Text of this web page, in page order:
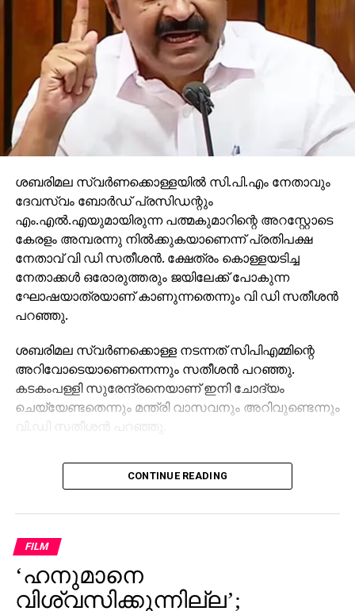
ശബരിമല സ്വര്‍ണക്കൊള്ളയില്‍ സി.പി.എം നേതാവും
ദേവസ്വം ബോര്‍ഡ് പ്രസിഡന്റും
എം.എല്‍.എയുമായിരുന്ന പത്മകുമാറിന്റെ അറസ്റ്റോടെ
കേരളം അമ്പരന്നു നില്‍ക്കുകയാണെന്ന് പ്രതിപക്ഷ
നേതാവ് വി ഡി സതീശന്‍. ക്ഷേത്രം കൊള്ളയടിച്ച
നേതാക്കള്‍ ഒരോരുത്തരും ജയിലേക്ക് പോകുന്ന
ഘോഷയാത്രയാണ് കാണുന്നതെന്നും വി ഡി സതീശന്‍
പറഞ്ഞു.
ശബരിമല സ്വര്‍ണക്കൊള്ള നടന്നത് സിപിഎമ്മിന്റെ
അറിവോടെയാണെന്നെന്നും സതീശന്‍ പറഞ്ഞു.
കടകംപള്ളി സുരേന്ദ്രനെയാണ് ഇനി ചോദ്യം
ചെയ്യേണ്ടതെന്നും മന്ത്രി വാസവനും അറിവുണ്ടെന്നും
വി.ഡി സതീശന്‍ പറഞ്ഞു.
ശബരിമല സ്വര്‍ണക്കൊള്ളയില്‍ മുഖ്യമന്ത്രി
പിണറായി വിജയന്‍ എന്തുകൊണ്ട് മൗനം പാലിക്കുന്നു.
പാര്‍ട്ടിക്ക് ഒരു കുഴപ്പവുമില്ലെന്ന് പറയാന്‍ എം.വി
ഗോവിന്ദന് മാത്രമേ കഴിയൂവെന്നും വി.ഡി സതീശന്‍
പരിഹസിച്ചു. എന്തുകൊണ്ട് ദേവസ്വം ബോര്‍ഡ്
പോറ്റിക്കെതിരെ പരാതി നല്‍കിയില്ലെന്നും പോറ്റി
കുടുങ്ങിയാല്‍ പലരും കുടുങ്ങും എന്ന് സിപിഎമ്മിന്
CONTINUE READING
FILM
‘ഹനുമാനെ
വിശ്വസിക്കുന്നില്ല’;